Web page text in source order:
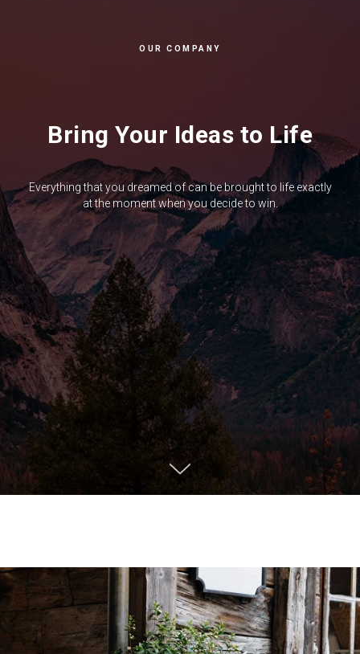
OUR COMPANY
Bring Your Ideas to Life
Everything that you dreamed of can be brought to life exactly
at the moment when you decide to win.